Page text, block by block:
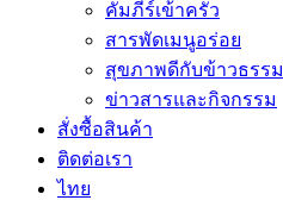
คัมภีร์เข้าครัว
สารพัดเมนูอร่อย
สุขภาพดีกับข้าวธรรม
ข่าวสารและกิจกรรม
สั่งซื้อสินค้า
ติดต่อเรา
ไทย